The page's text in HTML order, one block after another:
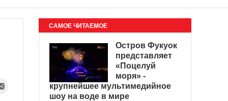
САМОЕ ЧИТАЕМОЕ
Остров Фукуок
представляет
«Поцелуй
моря» -
крупнейшее мультимедийное
шоу на воде в мире